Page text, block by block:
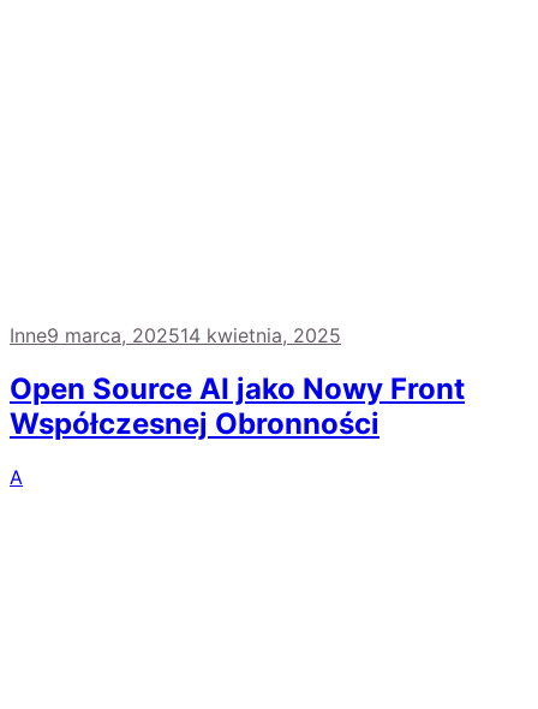
Inne9 marca, 202514 kwietnia, 2025
Open Source AI jako Nowy Front
Współczesnej Obronności
A